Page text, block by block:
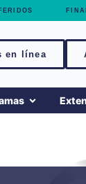
en línea